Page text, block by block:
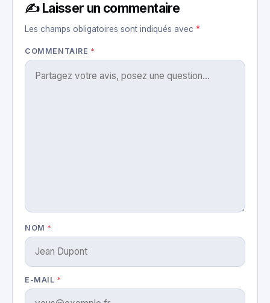
✍️ Laisser un commentaire
Les champs obligatoires sont indiqués avec *
COMMENTAIRE *
NOM *
E-MAIL *